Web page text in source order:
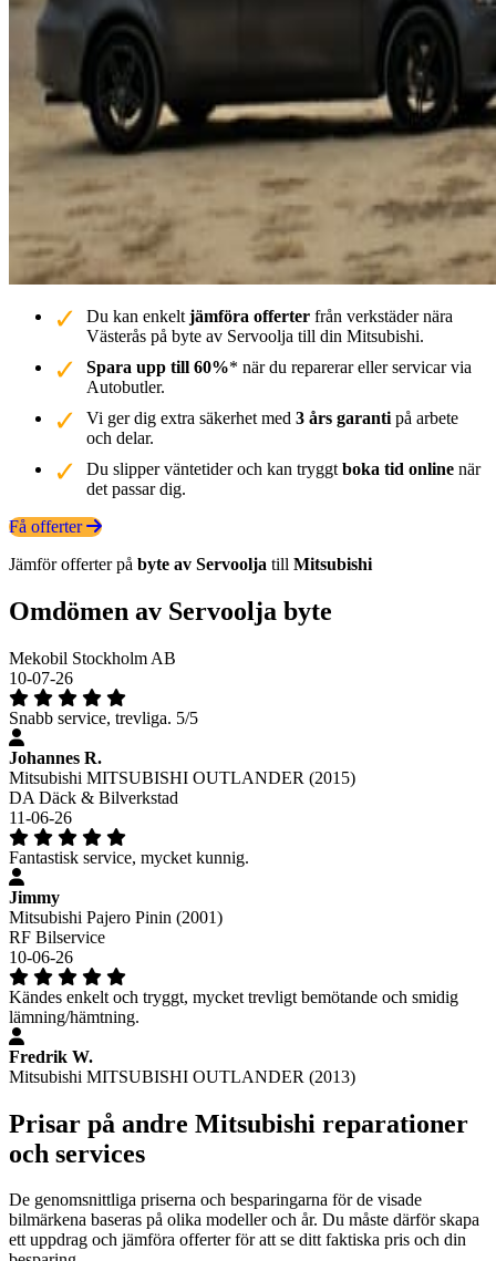
Du kan enkelt jämföra offerter från verkstäder nära
Västerås på byte av Servoolja till din Mitsubishi.
Spara upp till 60%* när du reparerar eller servicar via
Autobutler.
Vi ger dig extra säkerhet med 3 års garanti på arbete
och delar.
Du slipper väntetider och kan tryggt boka tid online när
det passar dig.
Få offerter
Jämför offerter på byte av Servoolja till Mitsubishi
Omdömen av Servoolja byte
Mekobil Stockholm AB
10-07-26
Snabb service, trevliga. 5/5
Johannes R.
Mitsubishi MITSUBISHI OUTLANDER (2015)
DA Däck & Bilverkstad
11-06-26
Fantastisk service, mycket kunnig.
Jimmy
Mitsubishi Pajero Pinin (2001)
RF Bilservice
10-06-26
Kändes enkelt och tryggt, mycket trevligt bemötande och smidig
lämning/hämtning.
Fredrik W.
Mitsubishi MITSUBISHI OUTLANDER (2013)
Prisar på andre Mitsubishi reparationer
och services
De genomsnittliga priserna och besparingarna för de visade
bilmärkena baseras på olika modeller och år. Du måste därför skapa
ett uppdrag och jämföra offerter för att se ditt faktiska pris och din